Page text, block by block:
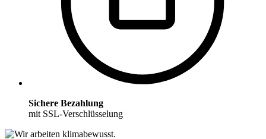
Sichere Bezahlung
mit SSL-Verschlüsselung